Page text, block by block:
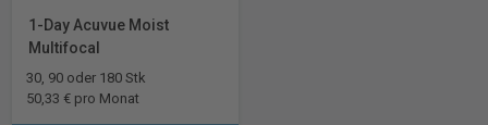
1-Day Acuvue Moist
Multifocal
30, 90 oder 180 Stk
50,33 € pro Monat